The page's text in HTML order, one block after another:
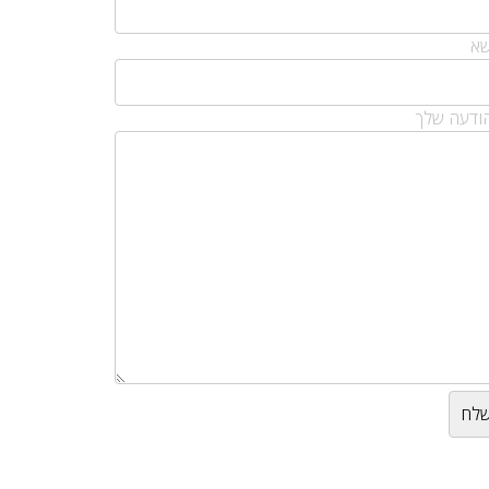
שלך